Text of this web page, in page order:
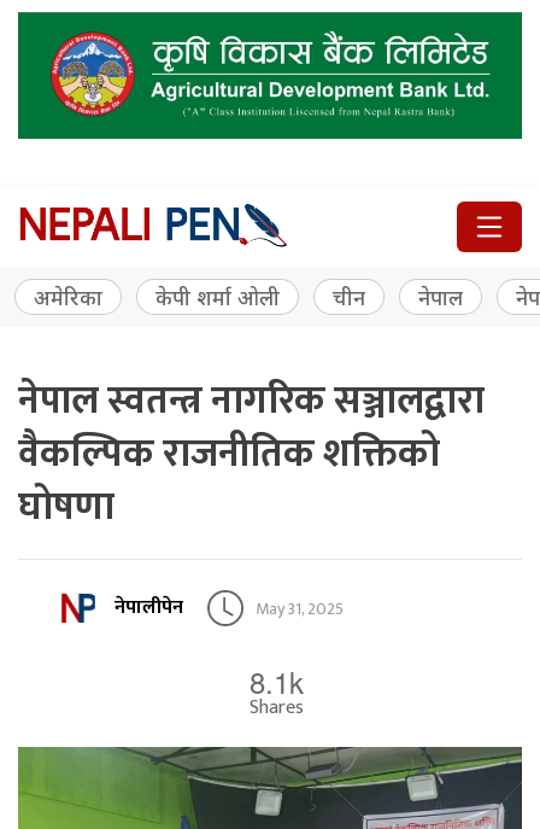
अमेरिका केपी शर्मा ओली चीन नेपाल
नेपाल स्वतन्त्र नागरिक सञ्जालद्वारा
वैकल्पिक राजनीतिक शक्तिको
घोषणा
नेपालीपेन May 31, 2025
8.1k
Shares